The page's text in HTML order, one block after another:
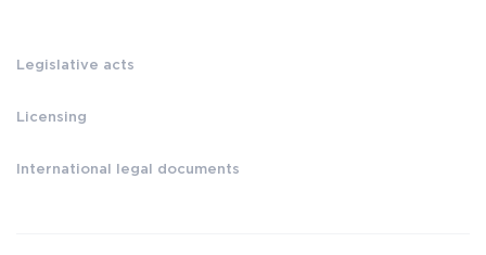
Legislative acts
Licensing
International legal documents